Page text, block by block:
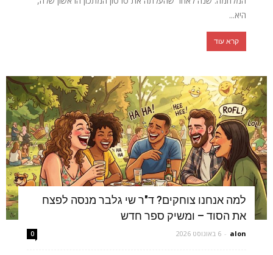
היא...
קרא עוד
למה אנחנו צוחקים? ד"ר שי גלבר מנסה לפצח
את הסוד – ומשיק ספר חדש
alon
- 6 באוגוסט 2026 0